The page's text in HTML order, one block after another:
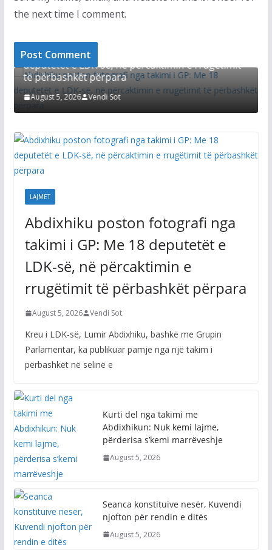
the next time I comment.
poston fotografi nga takimi i GP: Me 18
e LDK-së, në përcaktimin e rrugëtimit
përpara
5, 2026 Vendi Sot
LAJMET
Abdixhiku poston fotografi nga
takimi i GP: Me 18 deputetët e
LDK-së, në përcaktimin e
rrugëtimit të përbashkët përpara
Parlamentar, ka publikuar pamje nga një takim i
përbashkët në selinë e
Abdixhikun: Nuk kemi lajme,
përderisa s’kemi marrëveshje
njofton për rendin e ditës